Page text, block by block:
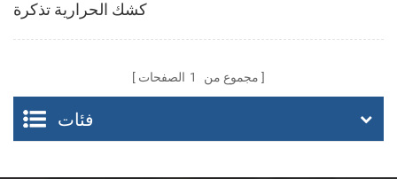
كشك الحرارية تذكرة
الطابعات مع لصناعة
مجموع من 1 الصفحات
فئات